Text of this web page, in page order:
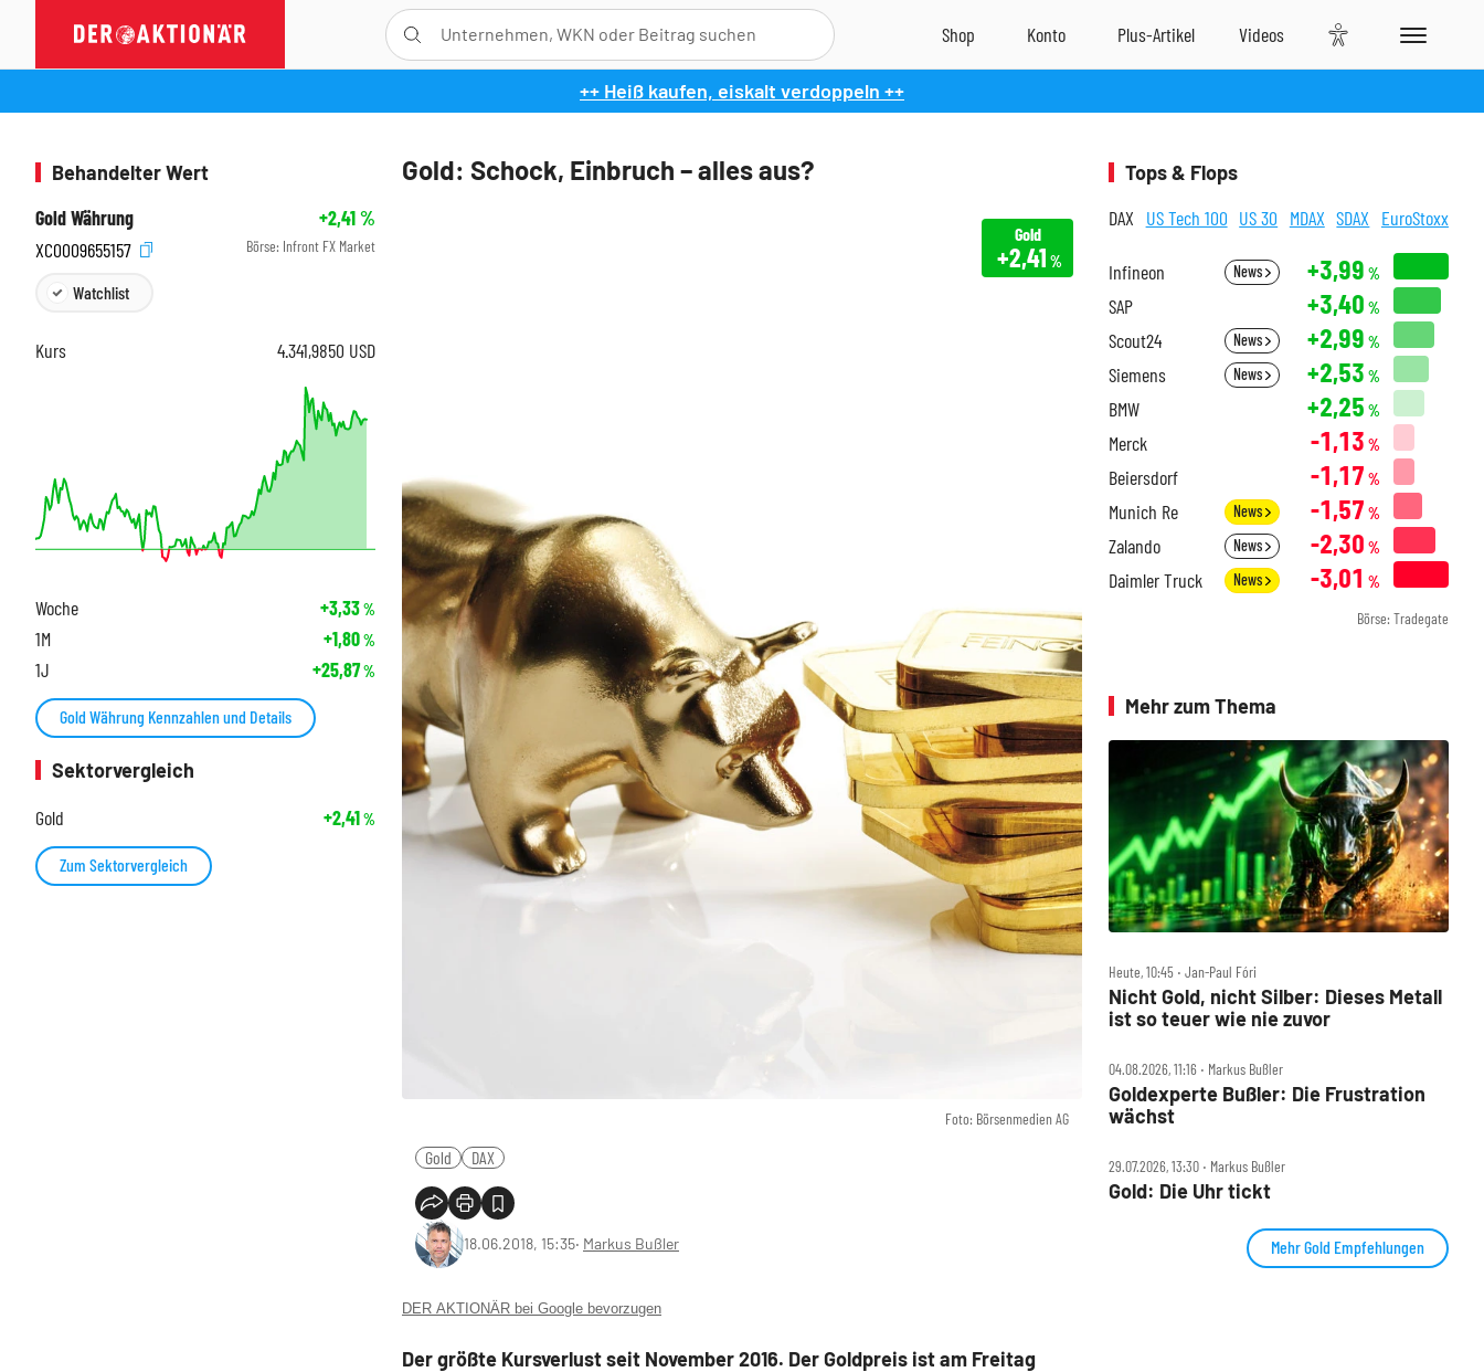
++ Heiß kaufen, eiskalt verdoppeln ++
Gold: Schock, Einbruch – alles aus?
Foto: Börsenmedien AG
Gold
+2,41 %
Gold DAX
18.06.2018, 15:35‧ Markus Bußler
DER AKTIONÄR bei Google bevorzugen
Der größte Kursverlust seit November 2016. Der Goldpreis ist am Freitag
Behandelter Wert
Gold Währung
+2,41%
XC0009655157
Börse: Infront FX Market
Watchlist
Kurs 4.341,9850 USD
Woche +3,33%
1M +1,80%
1J +25,87%
Gold Währung Kennzahlen und Details
Sektorvergleich
Gold
+2,41%
Zum Sektorvergleich
Tops & Flops
DAX US Tech 100 US 30 MDAX SDAX EuroStoxx
Infineon News +3,99 %
SAP +3,40 %
Scout24 News +2,99 %
Siemens News +2,53 %
BMW +2,25 %
Merck -1,13 %
Beiersdorf -1,17 %
Munich Re News -1,57 %
Zalando News -2,30 %
Daimler Truck News -3,01 %
Börse: Tradegate
Mehr zum Thema
Heute, 10:45 ‧ Jan-Paul Fóri
Nicht Gold, nicht Silber: Dieses Metall
ist so teuer wie nie zuvor
04.08.2026, 11:16 ‧ Markus Bußler
Goldexperte Bußler: Die Frustration
wächst
29.07.2026, 13:30 ‧ Markus Bußler
Gold: Die Uhr tickt
Mehr Gold Empfehlungen